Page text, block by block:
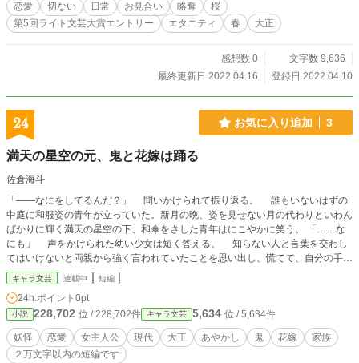
恋愛 切ない 日常 お見合い 略奪
桜
第5回ライト文芸大賞エントリー
エタニティ 春 大正
感想数 0
文字数 9,636
最終更新日 2022.04.16
登録日 2022.04.10
24 お気に入り追加 3
満天の星空の元、鬼と花嫁は踊る
佐倉海斗
「――なにをしてるんだ？」 問いかけられて振り返る。 誰もいないはずの
中庭に和服姿の青年が立っていた。新月の晩、姿を見せない月の代わりといわん
ばかりに輝く満天の星空の下、和傘をさした青年はにこやかに笑う。 「……な
にも」 声をかけられた幼い少女は短く答える。 知らない人と言葉を交わし
てはいけないと両親から強く言われていたことを思い出し、慌てて、自分の手で
口を隠した。 ……おに。 あやかしの存在を知っていた。 しかし、初めて
目にした鬼の青年は美しく、すぐに逃げられなかった。 ……こわくない？
鬼は恐ろしい存在だと聞かされてきた。 しかし、目の前にいる青年から悪意
は感じない。 それどころか、少女の好意的な視線を向けていた。 「そうか。
お前の名前は？」 「いわない」 「変なことを言うなぁ。自分の名前を知らない
わけじゃないだろ？」 青年は笑う。 それに対し、少女は警戒をしていた。
……にげなきゃ。 頭の中ではわかっている。 しかし、少女は鬼の青年を
キャラ文芸 連載中 短編
24h.ポイント 0pt
小説 228,702 位 / 228,702件 キャラ文芸 5,634 位 / 5,634件
妖怪 恋愛 女主人公 現代 大正 あやかし 鬼 花嫁
家族
２万文字以内の短編です